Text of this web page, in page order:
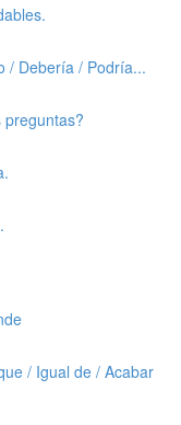
/ Debería / Podría...
/ Igual de / Acabar